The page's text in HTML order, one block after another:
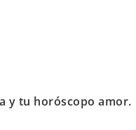
y tu horóscopo amor.